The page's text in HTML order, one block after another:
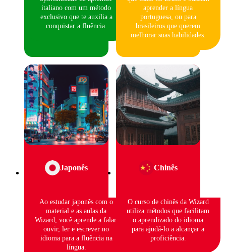
italiano com um método
exclusivo que te auxilia a
conquistar a fluência.
aprender a língua
portuguesa, ou para
brasileiros que querem
melhorar suas habilidades.
Japonês
Ao estudar japonês com o
material e as aulas da
Wizard, você aprende a falar,
ouvir, ler e escrever no
idioma para a fluência na
língua.
Chinês
O curso de chinês da Wizard
utiliza métodos que facilitam
o aprendizado do idioma
para ajudá-lo a alcançar a
proficiência.